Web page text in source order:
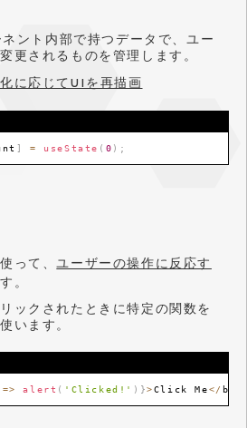
ント内部で持つデータで、ユー
更されるものを管理します。
に応じてUIを再描画
] = useState ( 0 ) ;
って、ユーザーの操作に反応す
。
ックされたときに特定の関数を
います。
=> alert ( 'Clicked!' ) }>Click Me</